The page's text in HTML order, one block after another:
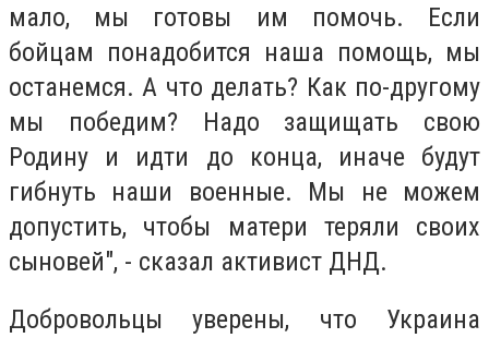
мало, мы готовы им помочь. Если
бойцам понадобится наша помощь, мы
останемся. А что делать? Как по-другому
мы победим? Надо защищать свою
Родину и идти до конца, иначе будут
гибнуть наши военные. Мы не можем
допустить, чтобы матери теряли своих
сыновей", - сказал активист ДНД.
Добровольцы уверены, что Украина